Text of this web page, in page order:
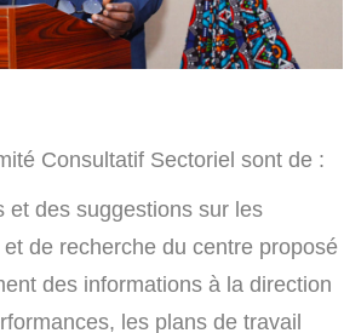
et des suggestions sur les
de recherche du centre proposé
des informations à la direction